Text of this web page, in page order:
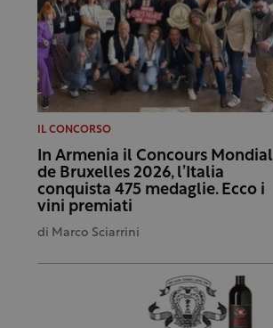
IL CONCORSO
In Armenia il Concours Mondial
de Bruxelles 2026, l’Italia
conquista 475 medaglie. Ecco i
vini premiati
di Marco Sciarrini